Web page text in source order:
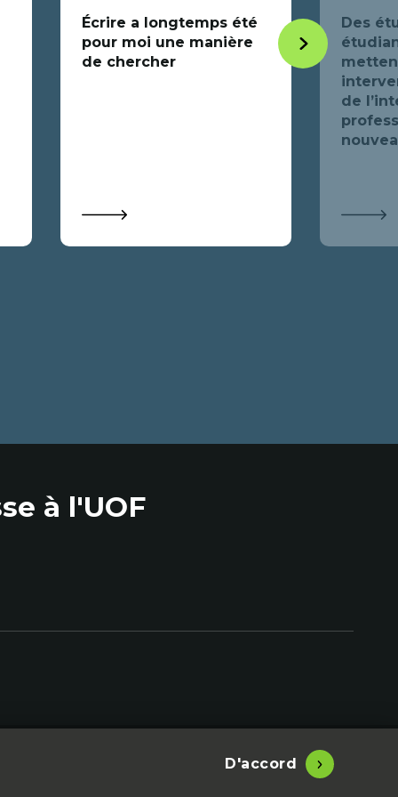
Écrire a longtemps été
pour moi une manière
de chercher
Des
de
Item
suivant
à l'UOF
Site conçu, développé et hébergé par Libéo
D'accord